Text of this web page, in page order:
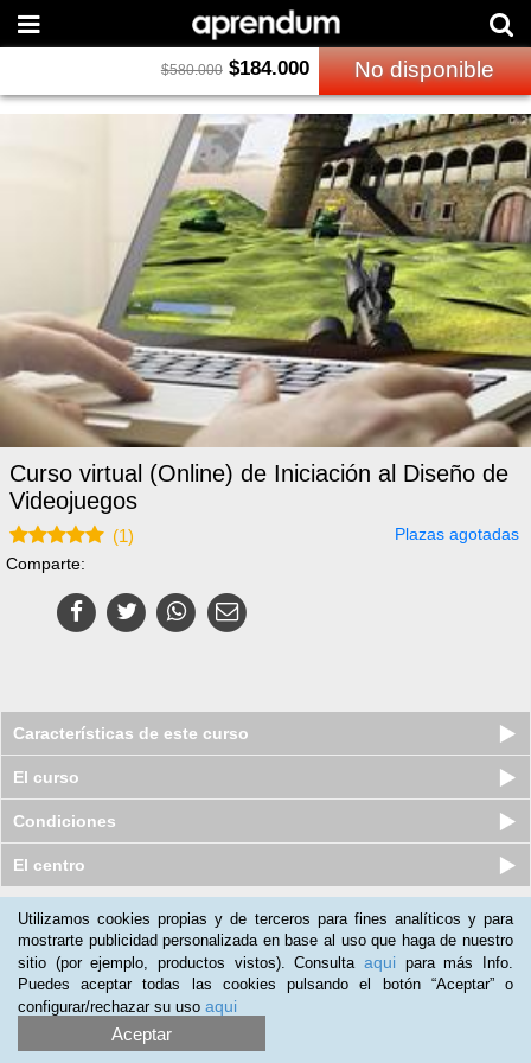
$580.000 $184.000 No disponible
Curso virtual (Online) de Iniciación al Diseño de
Videojuegos
(1)
Plazas agotadas
Comparte:
Características de este curso
El curso
Condiciones
El centro
Nuestros clientes opinan:
Beatriz Martin (06-10-2019)
Curso muy interesante. Me a gustado mucho y lo recomendaría
a quien quiera empezar en videojuegos.
Utilizamos cookies propias y de terceros para fines analíticos y para
mostrarte publicidad personalizada en base al uso que haga de nuestro
sitio (por ejemplo, productos vistos). Consulta aqui para más Info.
Puedes aceptar todas las cookies pulsando el botón “Aceptar” o
configurar/rechazar su uso aqui
Aceptar